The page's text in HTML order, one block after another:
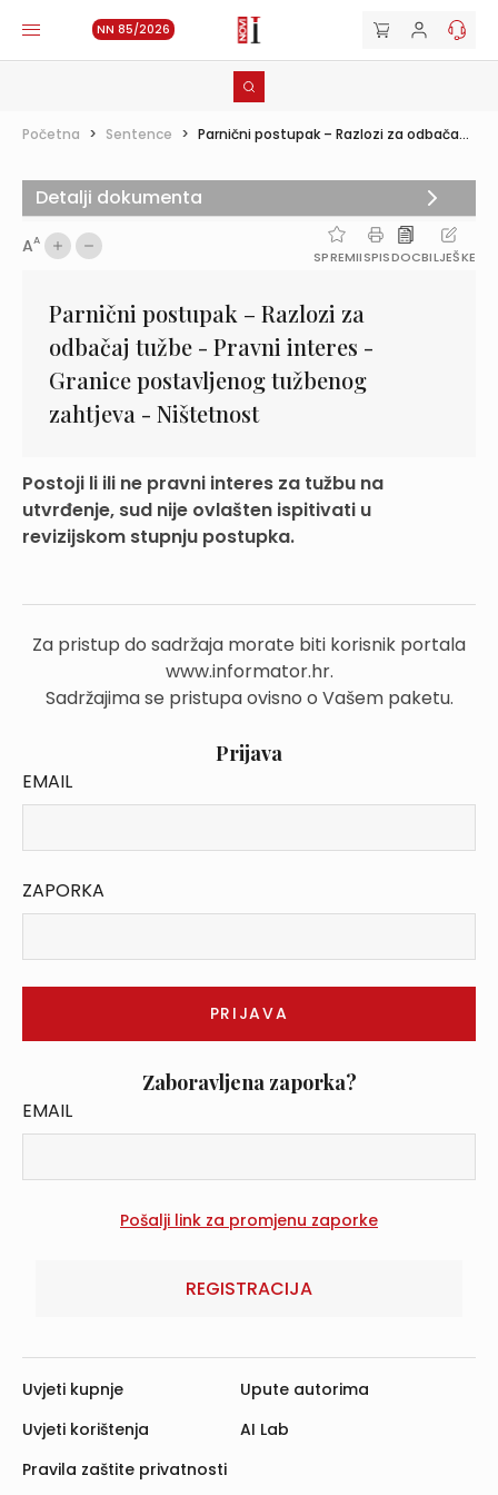
NN 85/2026
Početna > Sentence > Parnični postupak – Razlozi za odbača...
AA
SPREMIISPISDOCBILJEŠKE
Parnični postupak – Razlozi za
odbačaj tužbe - Pravni interes -
Granice postavljenog tužbenog
zahtjeva - Ništetnost
Postoji li ili ne pravni interes za tužbu na
utvrđenje, sud nije ovlašten ispitivati u
revizijskom stupnju postupka.
Za pristup do sadržaja morate biti korisnik portala
www.informator.hr.
Sadržajima se pristupa ovisno o Vašem paketu.
Prijava
EMAIL
ZAPORKA
Zaboravljena zaporka?
EMAIL
REGISTRACIJA
Detalji dokumenta
Uvjeti kupnje
Uvjeti korištenja
Pravila zaštite privatnosti
Upute autorima
AI Lab